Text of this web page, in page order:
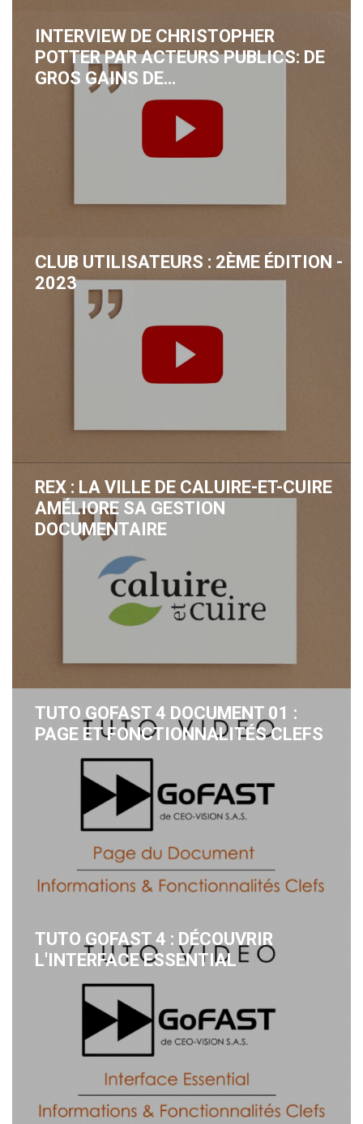
INTERVIEW DE CHRISTOPHER
POTTER PAR ACTEURS PUBLICS: DE
GROS GAINS DE…
CLUB UTILISATEURS : 2ÈME ÉDITION -
2023
REX : LA VILLE DE CALUIRE-ET-CUIRE
AMÉLIORE SA GESTION
DOCUMENTAIRE
TUTO GOFAST 4 DOCUMENT 01 :
PAGE ET FONCTIONNALITÉS CLEFS
TUTO GOFAST 4 : DÉCOUVRIR
L'INTERFACE ESSENTIAL